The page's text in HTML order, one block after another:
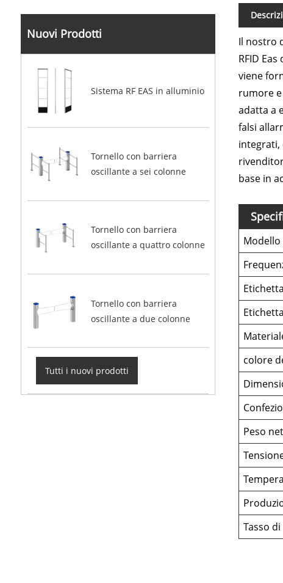
Nuovi Prodotti
Sistema RF EAS in alluminio
Tornello con barriera
oscillante a sei colonne
Tornello con barriera
oscillante a quattro colonne
Tornello con barriera
oscillante a due colonne
Tutti i nuovi prodotti
Il nostro
RFID
viene
rumore
adatta a
falsi
integrati,
base in
colore
Peso
Tasso